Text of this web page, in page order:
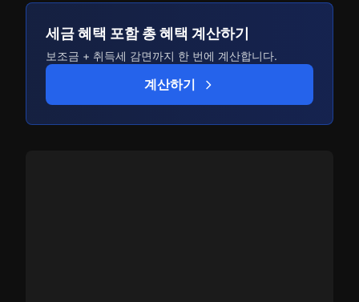
세금 혜택 포함 총 혜택 계산하기
보조금 + 취득세 감면까지 한 번에 계산합니다.
계산하기